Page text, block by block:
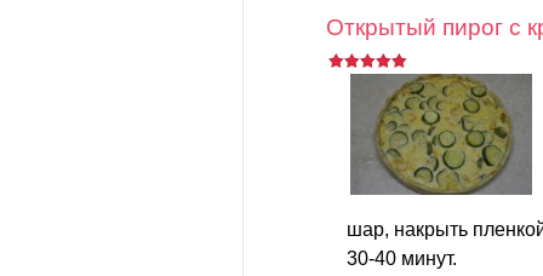
Открытый пирог с
шар, накрыть
30-40 минут.